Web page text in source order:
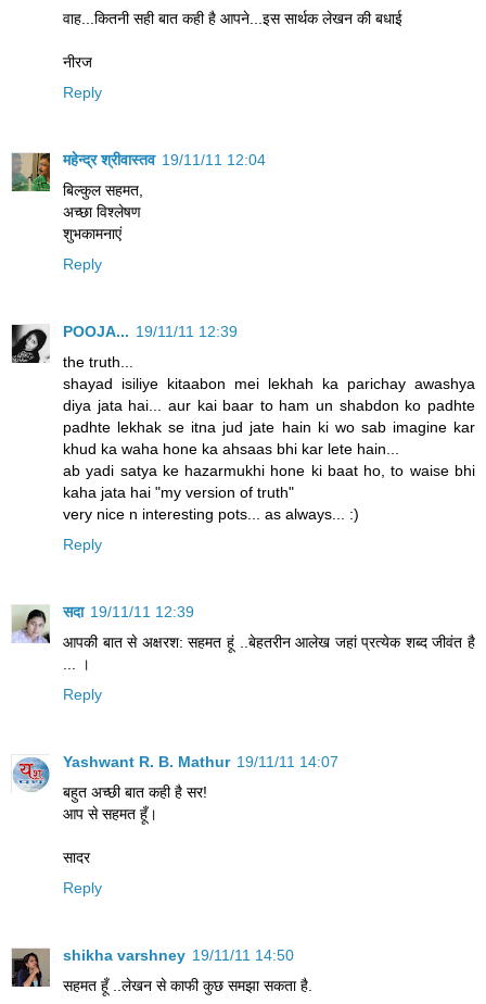
वाह...कितनी सही बात कही है आपने...इस सार्थक लेखन की बधाई
नीरज
Reply
महेन्द्र श्रीवास्तव 19/11/11 12:04
बिल्कुल सहमत,
अच्छा विश्लेषण
शुभकामनाएं
Reply
POOJA... 19/11/11 12:39
the truth...
shayad isiliye kitaabon mei lekhah ka parichay awashya
diya jata hai... aur kai baar to ham un shabdon ko padhte
padhte lekhak se itna jud jate hain ki wo sab imagine kar
khud ka waha hone ka ahsaas bhi kar lete hain...
ab yadi satya ke hazarmukhi hone ki baat ho, to waise bhi
kaha jata hai "my version of truth"
very nice n interesting pots... as always... :)
Reply
सदा 19/11/11 12:39
आपकी बात से अक्षरश: सहमत हूं ..बेहतरीन आलेख जहां प्रत्‍येक शब्‍द जीवंत है
... ।
Reply
Yashwant R. B. Mathur 19/11/11 14:07
बहुत अच्छी बात कही है सर!
आप से सहमत हूँ।
सादर
Reply
shikha varshney 19/11/11 14:50
सहमत हूँ ..लेखन से काफी कुछ समझा सकता है.